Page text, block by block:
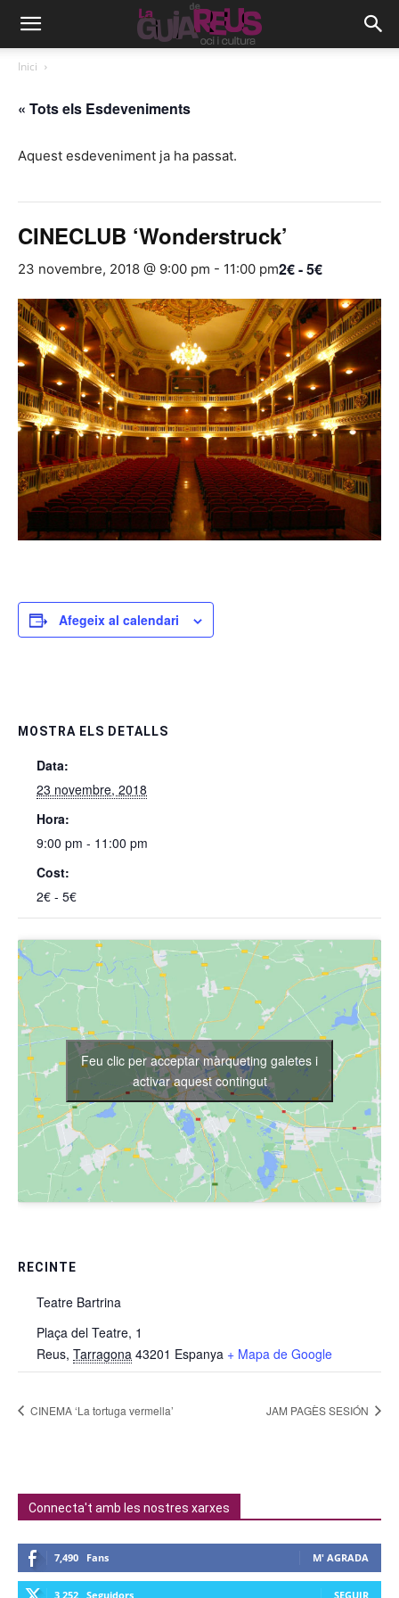
Inici
« Tots els Esdeveniments
Aquest esdeveniment ja ha passat.
CINECLUB ‘Wonderstruck’
23 novembre, 2018 @ 9:00 pm - 11:00 pm2€ - 5€
Afegeix al calendari
MOSTRA ELS DETALLS
Data:
23 novembre, 2018
Hora:
9:00 pm - 11:00 pm
Cost:
2€ - 5€
RECINTE
Teatre Bartrina
Plaça del Teatre, 1
Reus, Tarragona 43201 Espanya + Mapa de Google
Feu clic per acceptar màrqueting galetes i
activar aquest contingut
CINEMA ‘La tortuga vermella’ JAM PAGÈS SESIÓN
Connecta't amb les nostres xarxes
7,490 Fans M' AGRADA
3,252 Seguidors SEGUIR